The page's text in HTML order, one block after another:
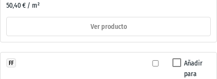
50,40 € / m²
Ver producto
Añadir
para
FF